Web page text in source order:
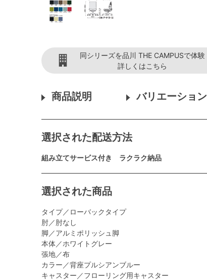
同シリーズを品川 THE CAMPUSで体験
詳しくはこちら
商品説明 バリエーション
選択された配送方法
組み立てサービス付き ラクラク納品
選択された商品
タイプ／ローバックタイプ
肘／肘なし
脚／アルミポリッシュ脚
本体／ホワイトグレー
張地／布
カラー／背座プルシアンブルー
キャスター／フローリング用キャスター